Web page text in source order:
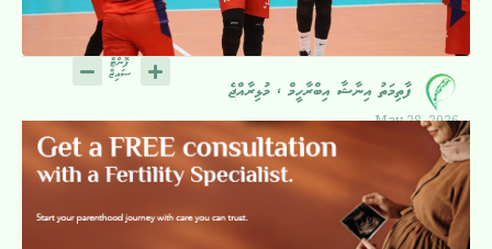
ފާތިމަތު އިނާޝާ އިބްރާހީމް ، މުޅިރާއްޖެ
May 28, 2026